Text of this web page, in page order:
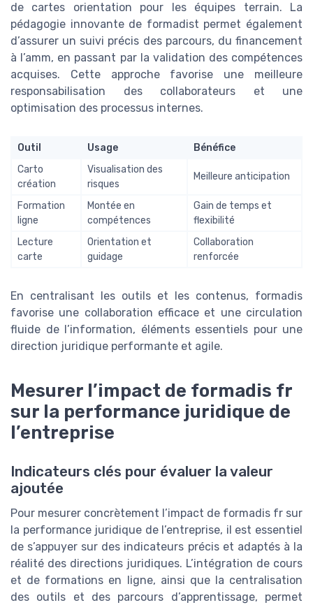
de cartes orientation pour les équipes terrain. La
pédagogie innovante de formadist permet également
d’assurer un suivi précis des parcours, du financement
à l’amm, en passant par la validation des compétences
acquises. Cette approche favorise une meilleure
responsabilisation des collaborateurs et une
optimisation des processus internes.
Outil Usage
Bénéfice
Carto
création
Visualisation des
risques
Meilleure anticipation
Formation
ligne
Montée en
compétences
Gain de temps et
flexibilité
Lecture
carte
Orientation et
guidage
Collaboration
renforcée
En centralisant les outils et les contenus, formadis
favorise une collaboration efficace et une circulation
fluide de l’information, éléments essentiels pour une
direction juridique performante et agile.
Mesurer l’impact de formadis fr
sur la performance juridique de
l’entreprise
Indicateurs clés pour évaluer la valeur
ajoutée
Pour mesurer concrètement l’impact de formadis fr sur
la performance juridique de l’entreprise, il est essentiel
de s’appuyer sur des indicateurs précis et adaptés à la
réalité des directions juridiques. L’intégration de cours
et de formations en ligne, ainsi que la centralisation
des outils et des parcours d’apprentissage, permet